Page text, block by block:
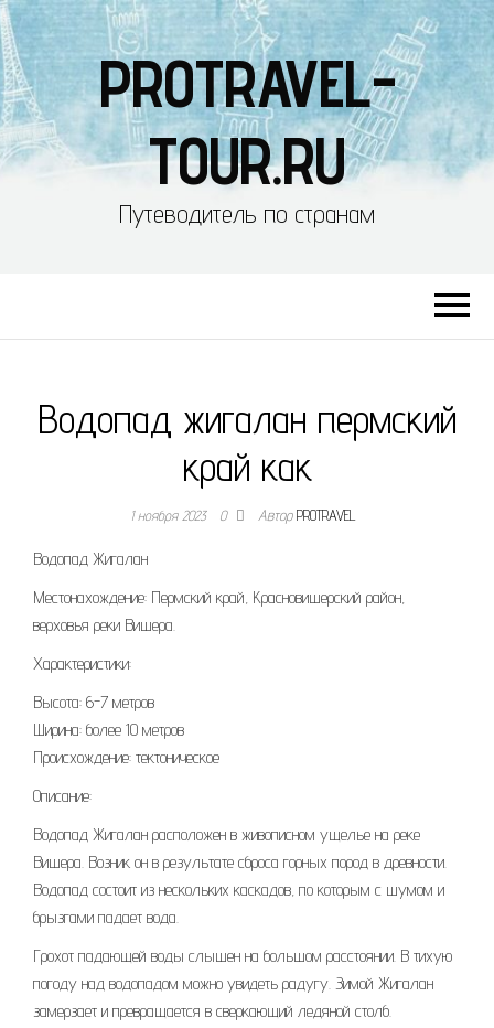
PROTRAVEL-
TOUR.RU
Путеводитель по странам
Водопад жигалан пермский
край как
1 ноября 2023 0 АвторPROTRAVEL
Водопад Жигалан
Местонахождение: Пермский край, Красновишерский район,
верховья реки Вишера.
Характеристики:
Высота: 6-7 метров
Ширина: более 10 метров
Происхождение: тектоническое
Описание:
Водопад Жигалан расположен в живописном ущелье на реке
Вишера. Возник он в результате сброса горных пород в древности.
Водопад состоит из нескольких каскадов, по которым с шумом и
брызгами падает вода.
Грохот падающей воды слышен на большом расстоянии. В тихую
погоду над водопадом можно увидеть радугу. Зимой Жигалан
замерзает и превращается в сверкающий ледяной столб.